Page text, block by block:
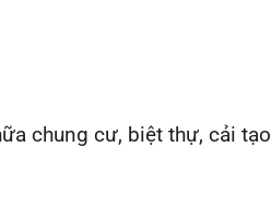
chung cư, biệt thự, cải tạo